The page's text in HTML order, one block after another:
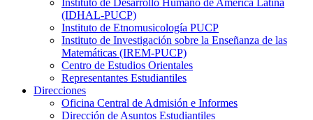
Instituto de Desarrollo Humano de América Latina
(IDHAL-PUCP)
Instituto de Etnomusicología PUCP
Instituto de Investigación sobre la Enseñanza de las
Matemáticas (IREM-PUCP)
Centro de Estudios Orientales
Representantes Estudiantiles
Direcciones
Oficina Central de Admisión e Informes
Dirección de Asuntos Estudiantiles